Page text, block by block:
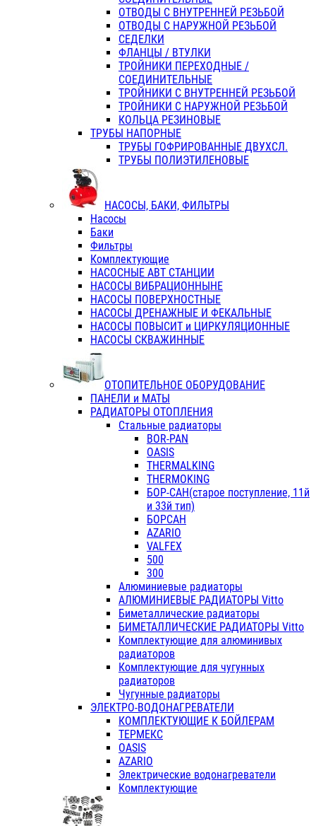
ОТВОДЫ С ВНУТРЕННЕЙ РЕЗЬБОЙ
ОТВОДЫ С НАРУЖНОЙ РЕЗЬБОЙ
СЕДЕЛКИ
ФЛАНЦЫ / ВТУЛКИ
ТРОЙНИКИ ПЕРЕХОДНЫЕ /
СОЕДИНИТЕЛЬНЫЕ
ТРОЙНИКИ С ВНУТРЕННЕЙ РЕЗЬБОЙ
ТРОЙНИКИ С НАРУЖНОЙ РЕЗЬБОЙ
КОЛЬЦА РЕЗИНОВЫЕ
ТРУБЫ НАПОРНЫЕ
ТРУБЫ ГОФРИРОВАННЫЕ ДВУХСЛ.
ТРУБЫ ПОЛИЭТИЛЕНОВЫЕ
НАСОСЫ, БАКИ, ФИЛЬТРЫ
Насосы
Баки
Фильтры
Комплектующие
НАСОСНЫЕ АВТ СТАНЦИИ
НАСОСЫ ВИБРАЦИОННЫНЕ
НАСОСЫ ПОВЕРХНОСТНЫЕ
НАСОСЫ ДРЕНАЖНЫЕ И ФЕКАЛЬНЫЕ
НАСОСЫ ПОВЫСИТ и ЦИРКУЛЯЦИОННЫЕ
НАСОСЫ СКВАЖИННЫЕ
ОТОПИТЕЛЬНОЕ ОБОРУДОВАНИЕ
ПАНЕЛИ и МАТЫ
РАДИАТОРЫ ОТОПЛЕНИЯ
Стальные радиаторы
BOR-PAN
OASIS
THERMALKING
THERMOKING
БОР-САН(старое поступление, 11й
и 33й тип)
БОРСАН
AZARIO
VALFEX
500
300
Алюминиевые радиаторы
АЛЮМИНИЕВЫЕ РАДИАТОРЫ Vitto
Биметаллические радиаторы
БИМЕТАЛЛИЧЕСКИЕ РАДИАТОРЫ Vitto
Комплектующие для алюминивых
радиаторов
Комплектующие для чугунных
радиаторов
Чугунные радиаторы
ЭЛЕКТРО-ВОДОНАГРЕВАТЕЛИ
КОМПЛЕКТУЮЩИЕ К БОЙЛЕРАМ
ТЕРМЕКС
OASIS
AZARIO
Электрические водонагреватели
Комплектующие